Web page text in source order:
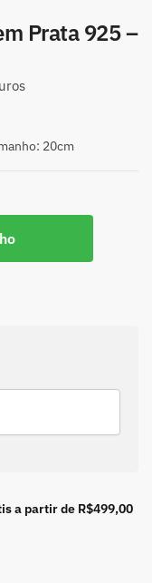
Prata 925 –
20cm
a partir de R$499,00